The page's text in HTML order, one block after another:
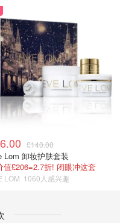
£140.00
Lom 卸妆护肤套装
值£206=2.7折! 闭眼冲这套
LOM 1060人感兴趣